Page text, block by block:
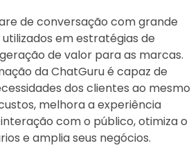
de conversação com grande
em estratégias de
de valor para as marcas.
da ChatGuru é capaz de
dos clientes ao mesmo
melhora a experiência
com o público, otimiza o
e amplia seus negócios.